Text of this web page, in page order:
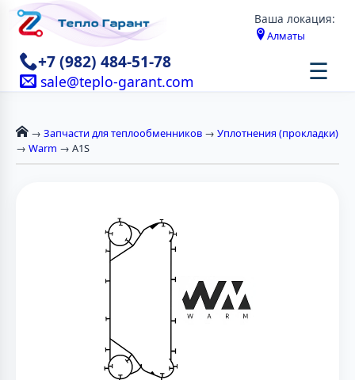
Ваша локация:
Алматы
+7 (982) 484-51-78
sale@teplo-garant.com ☰
→ Запчасти для теплообменников → Уплотнения (прокладки)
→ Warm → A1S